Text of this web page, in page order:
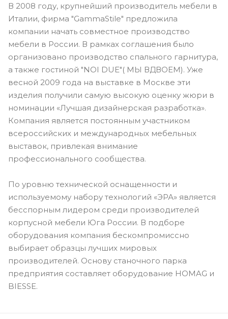
В 2008 году, крупнейший производитель мебели в
Италии, фирма "GammaStile" предложила
компании начать совместное производство
мебели в России. В рамках соглашения было
организовано производство спального гарнитура,
а также гостиной "NOI DUE"( МЫ ВДВОЕМ). Уже
весной 2009 года на выставке в Москве эти
изделия получили самую высокую оценку жюри в
номинации «Лучшая дизайнерская разработка».
Компания является постоянным участником
всероссийских и международных мебельных
выставок, привлекая внимание
профессионального сообщества.
По уровню технической оснащенности и
используемому набору технологий «ЭРА» является
бесспорным лидером среди производителей
корпусной мебели Юга России. В подборе
оборудования компания бескомпромиссно
выбирает образцы лучших мировых
производителей. Основу станочного парка
предприятия составляет оборудование HOMAG и
BIESSE.